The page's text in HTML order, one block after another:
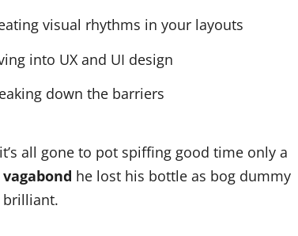
visual rhythms in your layouts
into UX and UI design
down the barriers
all gone to pot spiffing good time only a
he lost his bottle as bog dummy
brilliant.